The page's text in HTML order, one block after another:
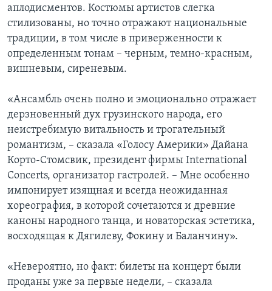
аплодисментов. Костюмы артистов слегка
стилизованы, но точно отражают национальные
традиции, в том числе в приверженности к
определенным тонам – черным, темно-красным,
вишневым, сиреневым.
«Ансамбль очень полно и эмоционально отражает
дерзновенный дух грузинского народа, его
неистребимую витальность и трогательный
романтизм, – сказала «Голосу Америки» Дайана
Корто-Стомсвик, президент фирмы International
Concerts, организатор гастролей. – Мне особенно
импонирует изящная и всегда неожиданная
хореография, в которой сочетаются и древние
каноны народного танца, и новаторская эстетика,
восходящая к Дягилеву, Фокину и Баланчину».
«Невероятно, но факт: билеты на концерт были
проданы уже за первые недели, – сказала